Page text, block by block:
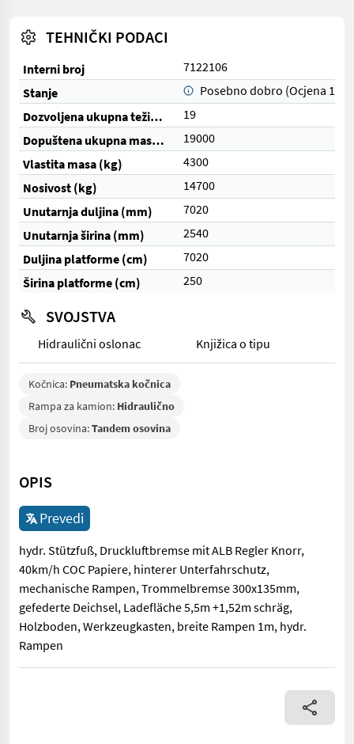
TEHNIČKI PODACI
Interni broj
7122106
Stanje
Posebno dobro (Ocjena 1)
Dozvoljena ukupna težina (t)
19
Dopuštena ukupna masa (kg)
19000
Vlastita masa (kg)
4300
Nosivost (kg)
14700
Unutarnja duljina (mm)
7020
Unutarnja širina (mm)
2540
Duljina platforme (cm)
7020
Širina platforme (cm)
250
SVOJSTVA
Hidraulični oslonac Knjižica o tipu
Kočnica: Pneumatska kočnica
Rampa za kamion: Hidraulično
Broj osovina:Tandem osovina
OPIS
Prevedi
hydr. Stützfuß, Druckluftbremse mit ALB Regler Knorr,
40km/h COC Papiere, hinterer Unterfahrschutz,
mechanische Rampen, Trommelbremse 300x135mm,
gefederte Deichsel, Ladefläche 5,5m +1,52m schräg,
Holzboden, Werkzeugkasten, breite Rampen 1m, hydr.
Rampen
hydr. Stützfuß, Druckluftbremse mit ALB Regler Knorr, 40km/h